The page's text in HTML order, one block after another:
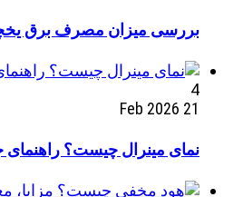
بررسی میزان مصرف برق
4
21 Feb 2026
نمای مینرال چیست؟ راهنمای